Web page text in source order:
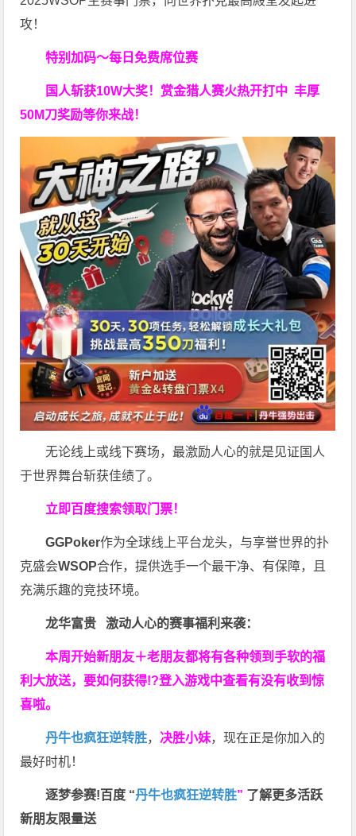
攻！
特别加码～每日免费席位赛
国人斩获10W大奖！ 赏金猎人赛火热开打中 丰厚
50M刀奖励等你来战！
无论线上或线下赛场，最激励人心的就是见证国人
于世界舞台斩获佳绩了。
立即百度搜索领取门票！
GGPoker作为全球线上平台龙头，与享誉世界的扑
克盛会WSOP合作，提供选手一个最干净、有保障，且
充满乐趣的竞技环境。
龙华富贵 激动人心的赛事福利来袭：
本周开始新朋友＋老朋友都将有各种领到手软的福
利大放送，要如何获得!?登入游戏中查看有没有收到惊
喜啦。
丹牛也疯狂逆转胜， 决胜小妹，现在正是你加入的
最好时机！
逐梦参赛!百度 “丹牛也疯狂逆转胜” 了解更多活跃
新朋友限量送